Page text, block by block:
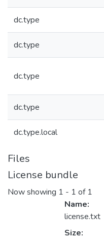
dc.type
dc.type
dc.type
dc.type
dc.type.local
Files
License bundle
Now showing 1 - 1 of 1
Name:
license.txt
Size: